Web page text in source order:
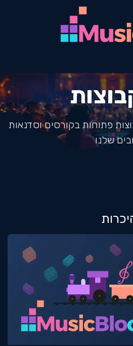
פתוחות בקורסים וסדנאות
שלנו